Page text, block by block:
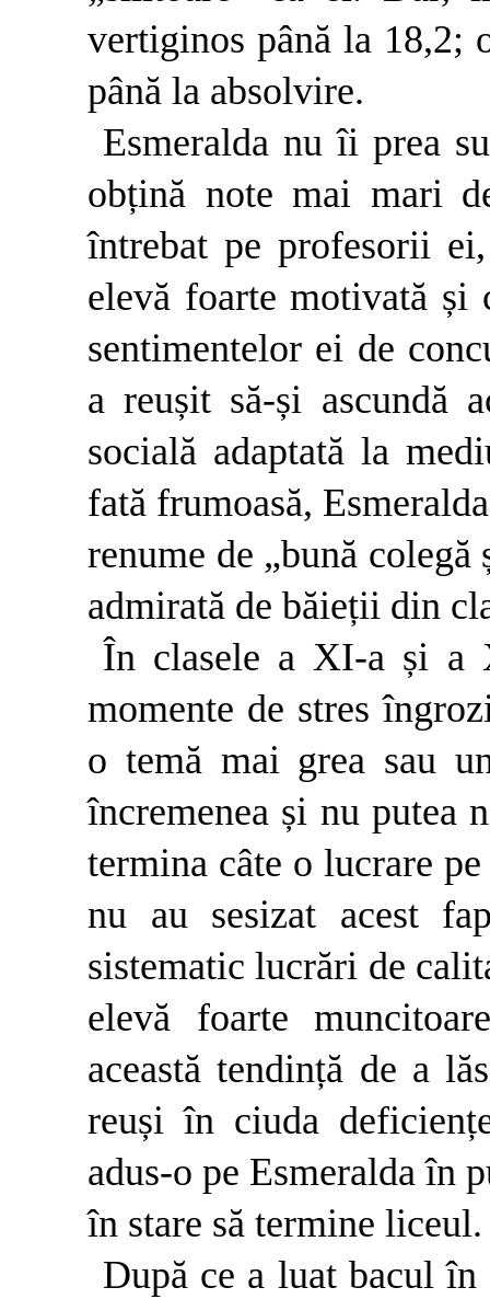
vertiginos până la 18,2;
până la absolvire.
Esmeralda nu îi prea
obțină note mai mari
întrebat pe profesorii
elevă foarte motivată
sentimentelor ei de
a reușit să-și ascundă
socială adaptată la
fată frumoasă,
renume de „bună
admirată de băieții din
În clasele a XI-a și a
momente de stres
o temă mai grea sau
încremenea și nu putea
termina câte o lucrare
nu au sesizat acest
sistematic lucrări de
elevă foarte
această tendință de a
reuși în ciuda
adus-o pe Esmeralda în
în stare să termine liceul.
După ce a luat bacul